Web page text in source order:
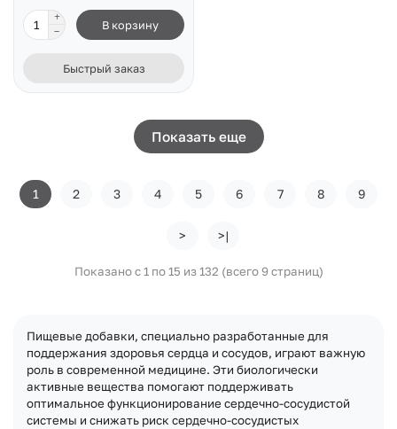
В корзину
Быстрый заказ
Показать еще
1 2 3 4 5 6 7 8 9
> >|
Показано с 1 по 15 из 132 (всего 9 страниц)
Пищевые добавки, специально разработанные для
поддержания здоровья сердца и сосудов, играют важную
роль в современной медицине. Эти биологически
активные вещества помогают поддерживать
оптимальное функционирование сердечно-сосудистой
системы и снижать риск сердечно-сосудистых